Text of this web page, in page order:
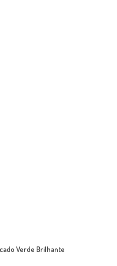
Verde Brilhante